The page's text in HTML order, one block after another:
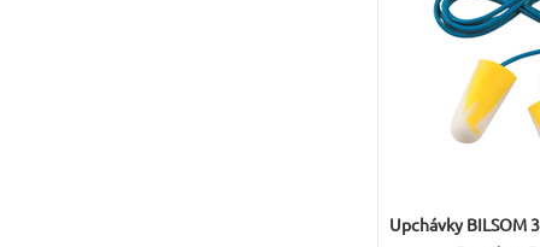
Upchávky BILSOM